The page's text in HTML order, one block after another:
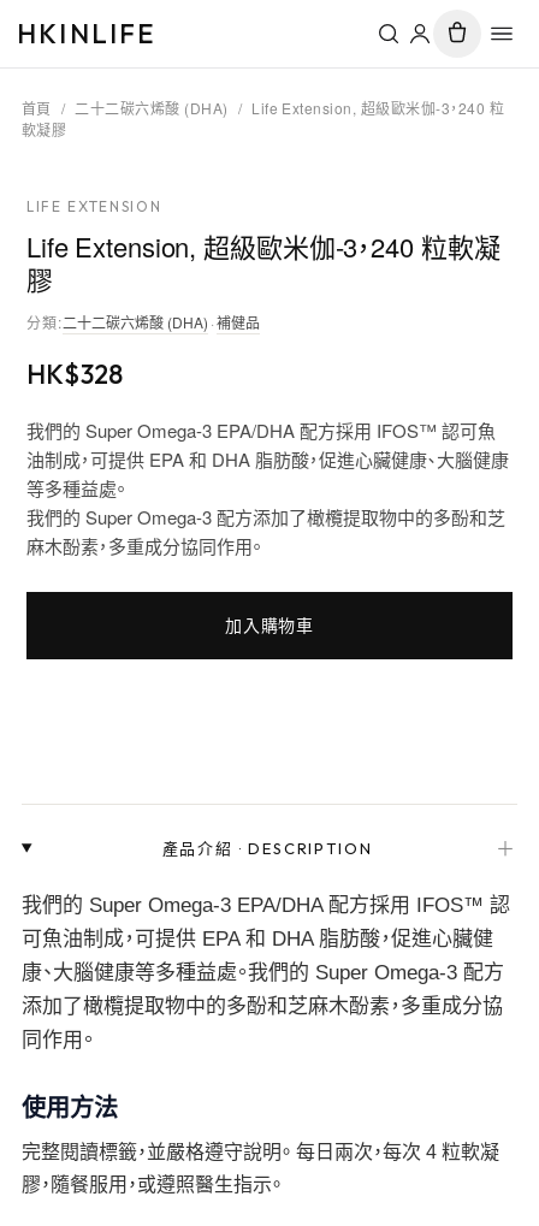
HKINLIFE
首頁 / 二十二碳六烯酸 (DHA) / Life Extension, 超級歐米伽-3，240 粒
軟凝膠
LIFE EXTENSION
Life Extension, 超級歐米伽-3，240 粒軟凝
膠
分類:二十二碳六烯酸 (DHA) ·補健品
HK$328
我們的 Super Omega-3 EPA/DHA 配方採用 IFOS™ 認可魚
油制成，可提供 EPA 和 DHA 脂肪酸，促進心臟健康、大腦健康
等多種益處。
我們的 Super Omega-3 配方添加了橄欖提取物中的多酚和芝
麻木酚素，多重成分協同作用。
加入購物車
產品介紹 ·DESCRIPTION ＋
我們的 Super Omega-3 EPA/DHA 配方採用 IFOS™ 認
可魚油制成，可提供 EPA 和 DHA 脂肪酸，促進心臟健
康、大腦健康等多種益處。我們的 Super Omega-3 配方
添加了橄欖提取物中的多酚和芝麻木酚素，多重成分協
同作用。
使用方法
完整閱讀標籤，並嚴格遵守說明。 每日兩次，每次 4 粒軟凝
膠，隨餐服用，或遵照醫生指示。